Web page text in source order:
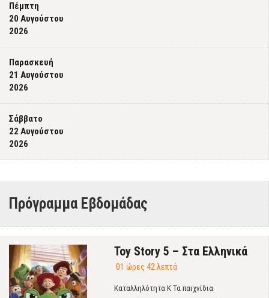
Πέμπτη
20 Αυγούστου
2026
Παρασκευή
21 Αυγούστου
2026
Σάββατο
22 Αυγούστου
2026
Πρόγραμμα Εβδομάδας
Toy Story 5 – Στα Ελληνικά
01 ώρες 42 λεπτά
Καταλληλότητα Κ Τα παιχνίδια